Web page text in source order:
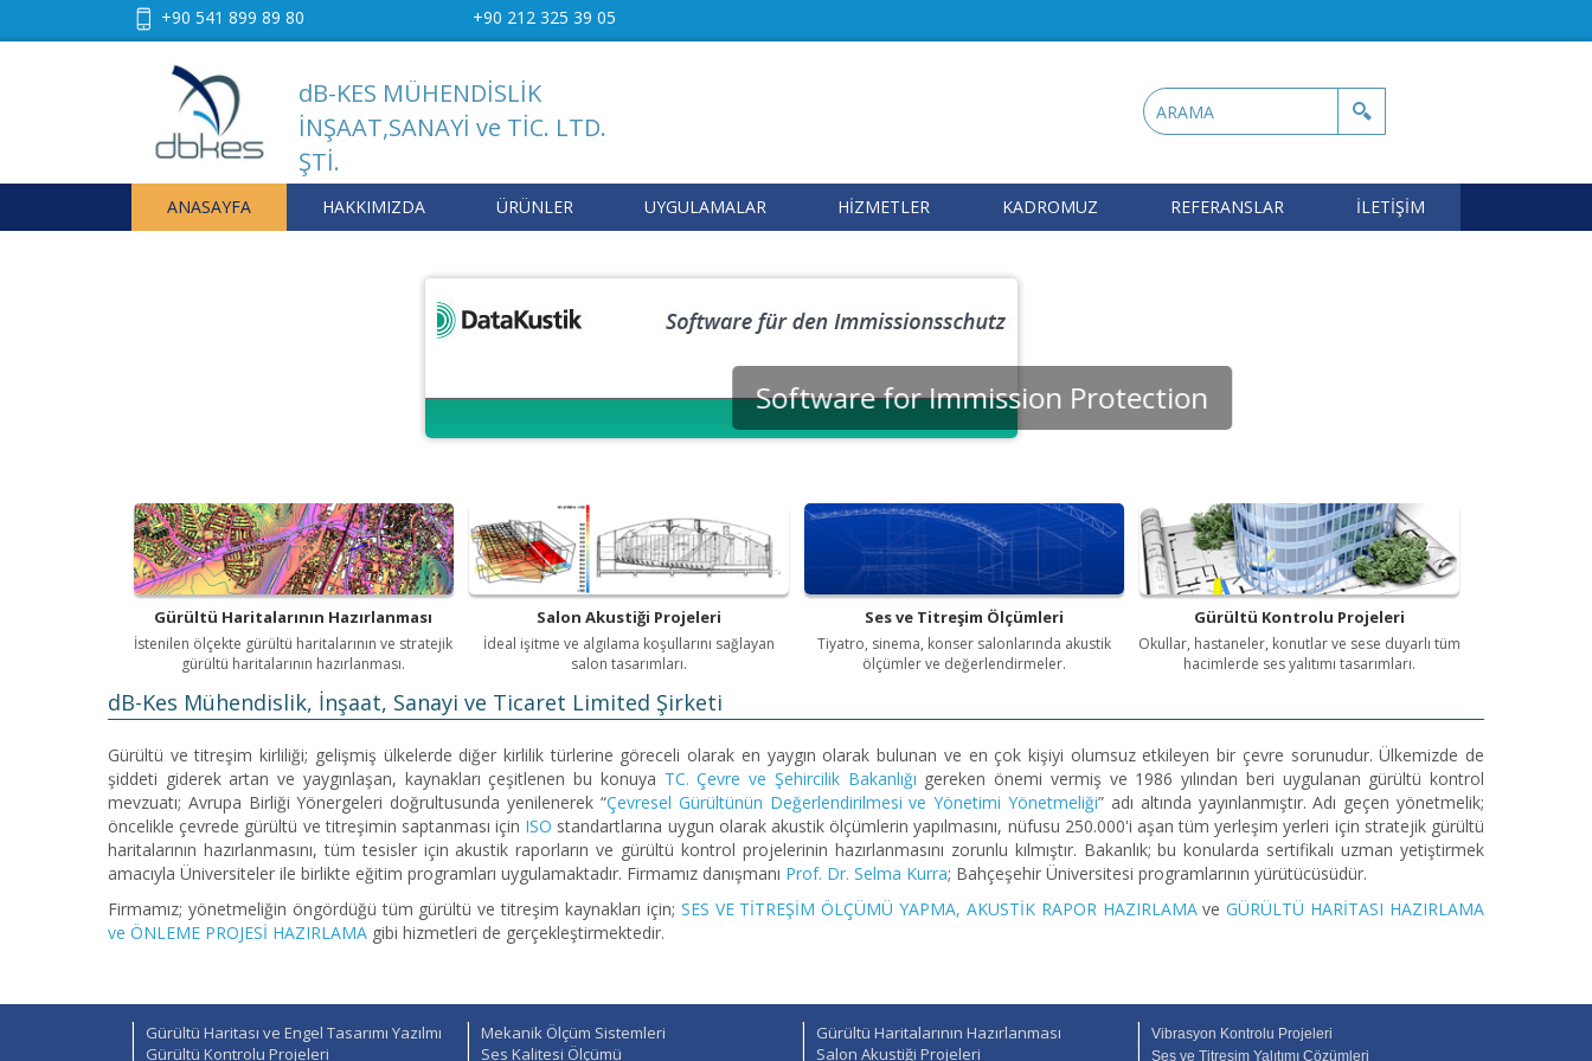
+90 541 899 89 80 +90 212 325 39 05
dB-KES MÜHENDİSLİK
İNŞAAT,SANAYİ ve TİC. LTD.
ŞTİ.
ANASAYFA HAKKIMIZDA ÜRÜNLER UYGULAMALAR HİZMETLER KADROMUZ REFERANSLAR İLETİŞİM
Software for Immission Protection
Gürültü Haritalarının Hazırlanması
İstenilen ölçekte gürültü haritalarının ve stratejik
gürültü haritalarının hazırlanması.
Salon Akustiği Projeleri
İdeal işitme ve algılama koşullarını sağlayan
salon tasarımları.
Ses ve Titreşim Ölçümleri
Tiyatro, sinema, konser salonlarında akustik
ölçümler ve değerlendirmeler.
Gürültü Kontrolu Projeleri
Okullar, hastaneler, konutlar ve sese duyarlı tüm
hacimlerde ses yalıtımı tasarımları.
dB-Kes Mühendislik, İnşaat, Sanayi ve Ticaret Limited Şirketi
Gürültü ve titreşim kirliliği; gelişmiş ülkelerde diğer kirlilik türlerine göreceli olarak en yaygın olarak bulunan ve en çok kişiyi olumsuz etkileyen bir çevre sorunudur. Ülkemizde de
şiddeti giderek artan ve yaygınlaşan, kaynakları çeşitlenen bu konuya TC. Çevre ve Şehircilik Bakanlığı gereken önemi vermiş ve 1986 yılından beri uygulanan gürültü kontrol
mevzuatı; Avrupa Birliği Yönergeleri doğrultusunda yenilenerek “Çevresel Gürültünün Değerlendirilmesi ve Yönetimi Yönetmeliği” adı altında yayınlanmıştır. Adı geçen yönetmelik;
öncelikle çevrede gürültü ve titreşimin saptanması için ISO standartlarına uygun olarak akustik ölçümlerin yapılmasını, nüfusu 250.000'i aşan tüm yerleşim yerleri için stratejik gürültü
haritalarının hazırlanmasını, tüm tesisler için akustik raporların ve gürültü kontrol projelerinin hazırlanmasını zorunlu kılmıştır. Bakanlık; bu konularda sertifikalı uzman yetiştirmek
amacıyla Üniversiteler ile birlikte eğitim programları uygulamaktadır. Firmamız danışmanı Prof. Dr. Selma Kurra; Bahçeşehir Üniversitesi programlarının yürütücüsüdür.
Firmamız; yönetmeliğin öngördüğü tüm gürültü ve titreşim kaynakları için; SES VE TİTREŞİM ÖLÇÜMÜ YAPMA, AKUSTİK RAPOR HAZIRLAMAveGÜRÜLTÜ HARİTASI HAZIRLAMA
ve ÖNLEME PROJESİ HAZIRLAMA gibi hizmetleri de gerçekleştirmektedir.
Gürültü Haritası ve Engel Tasarımı Yazılmı
Gürültü Kontrolu Projeleri
Mekanik Ölçüm Sistemleri
Ses Kalitesi Ölçümü
Gürültü Haritalarının Hazırlanması
Salon Akustiği Projeleri
Vibrasyon Kontrolu Projeleri
Ses ve Titreşim Yalıtımı Çözümleri